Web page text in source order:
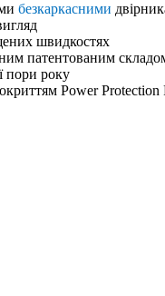
безкаркасними
швидкостях
патентованим
пори року
Power